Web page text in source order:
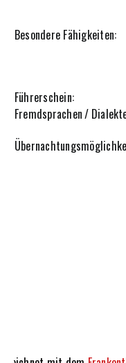
Foto
Besondere Fähigkeiten:
Führerschein:
Fremdsprachen /